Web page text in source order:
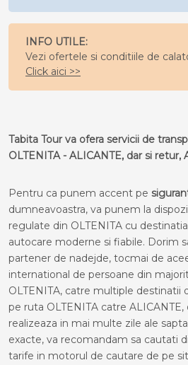
INFO UTILE:
Vezi ofertele si conditiile de
Click aici >>
Tabita Tour va ofera servicii de
OLTENITA - ALICANTE, dar si retur,
Pentru ca punem accent pe
dumneavoastra, va punem la
regulate din OLTENITA cu
autocare moderne si fiabile. Dorim
partener de nadejde, tocmai de
international de persoane din
OLTENITA, catre multiple destinatii
pe ruta OLTENITA catre ALICANTE,
realizeaza in mai multe zile ale
exacte, va recomandam sa cautati
tarife in motorul de cautare de pe